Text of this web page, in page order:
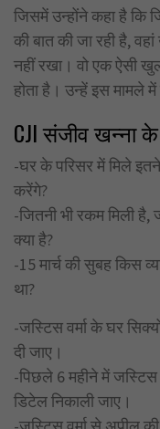
जिसमें उन्होंने कहा है कि
की बात की जा रही है,
नहीं रखा। वो एक ऐसी
होता है। उन्हें इस मामले
CJI संजीव खन्ना
-घर के परिसर में मिले
करेंगे?
-जितनी भी रकम मिली है,
क्या है?
-15 मार्च की सुबह किस
था?
-जस्टिस वर्मा के घर
दी जाए।
-पिछले 6 महीने में
डिटेल निकाली जाए।